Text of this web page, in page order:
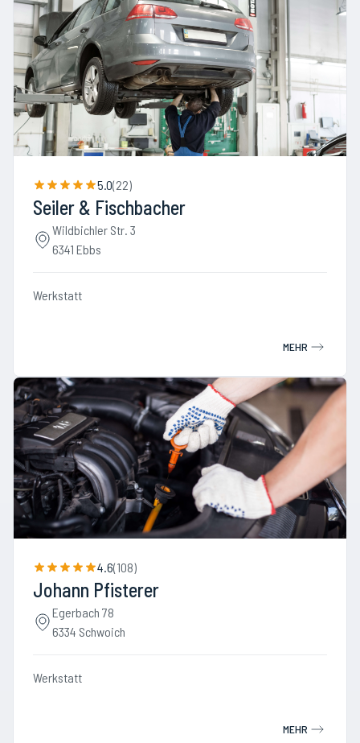
5.0(22)
Seiler & Fischbacher
Wildbichler Str. 3
6341 Ebbs
Werkstatt
MEHR
4.6(108)
Johann Pfisterer
Egerbach 78
6334 Schwoich
Werkstatt
MEHR